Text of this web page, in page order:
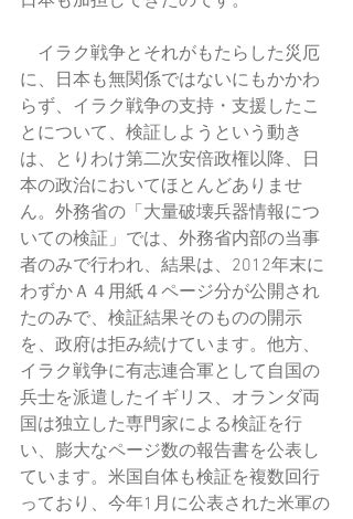
イラク戦争とそれがもたらした災厄
に、日本も無関係ではないにもかかわ
らず、イラク戦争の支持・支援したこ
とについて、検証しようという動き
は、とりわけ第二次安倍政権以降、日
本の政治においてほとんどありませ
ん。外務省の「大量破壊兵器情報につ
いての検証」では、外務省内部の当事
者のみで行われ、結果は、2012年末に
わずかＡ４用紙４ページ分が公開され
たのみで、検証結果そのものの開示
を、政府は拒み続けています。他方、
イラク戦争に有志連合軍として自国の
兵士を派遣したイギリス、オランダ両
国は独立した専門家による検証を行
い、膨大なページ数の報告書を公表し
ています。米国自体も検証を複数回行
っており、今年1月に公表された米軍の